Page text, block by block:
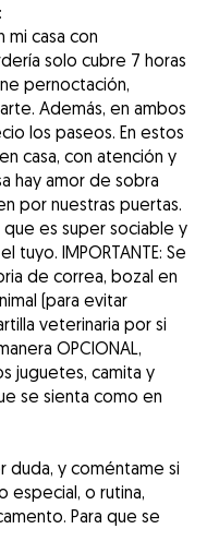
mi casa con
solo cubre 7 horas
pernoctación,
Además, en ambos
los paseos. En estos
casa, con atención y
hay amor de sobra
por nuestras puertas.
es super sociable y
IMPORTANTE: Se
de correa, bozal en
(para evitar
veterinaria por si
OPCIONAL,
juguetes, camita y
se sienta como en
duda, y coméntame si
especial, o rutina,
Para que se